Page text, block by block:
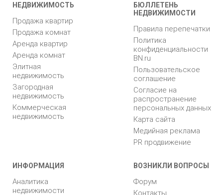
НЕДВИЖИМОСТЬ
Продажа квартир
Продажа комнат
Аренда квартир
Аренда комнат
Элитная
недвижимость
Загородная
недвижимость
Коммерческая
недвижимость
БЮЛЛЕТЕНЬ
НЕДВИЖИМОСТИ
Правила перепечатки
Политика
конфиденциальности
BN.ru
Пользовательское
соглашение
Согласие на
распространение
персональных данных
Карта сайта
Медийная реклама
PR продвижение
ИНФОРМАЦИЯ
Аналитика
недвижимости
ВОЗНИКЛИ ВОПРОСЫ
Форум
Контакты